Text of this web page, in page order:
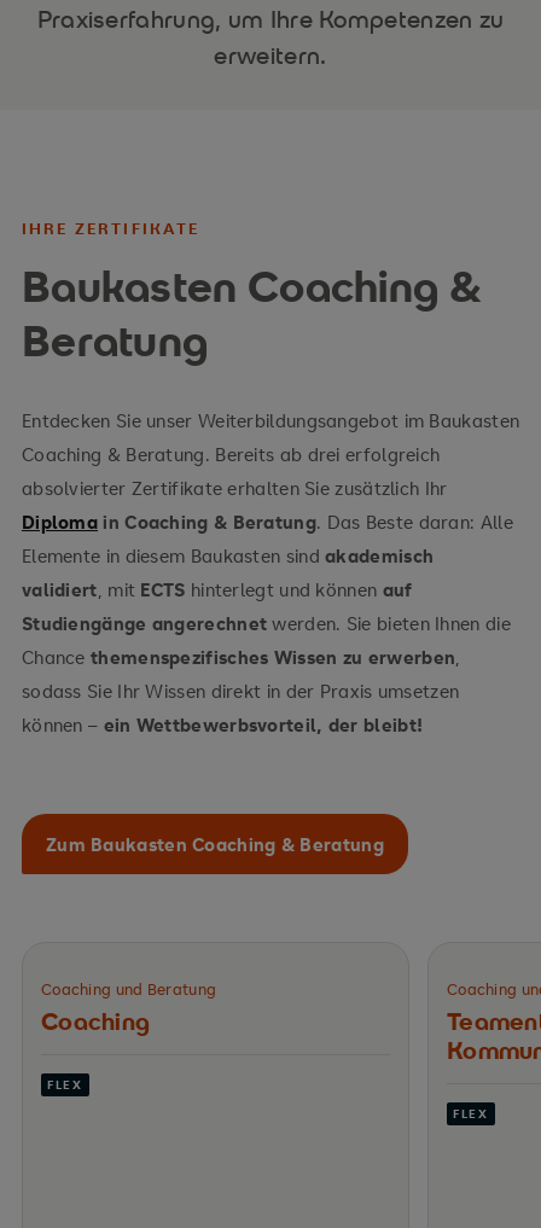
Praxiserfahrung, um Ihre Kompetenzen zu
erweitern.
IHRE ZERTIFIKATE
Baukasten Coaching &
Beratung
Entdecken Sie unser Weiterbildungsangebot im Baukasten
Coaching & Beratung. Bereits ab drei erfolgreich
absolvierter Zertifikate erhalten Sie zusätzlich Ihr
Diploma in Coaching & Beratung. Das Beste daran: Alle
Elemente in diesem Baukasten sindakademisch
validiert, mit ECTS hinterlegt und können auf
Studiengänge angerechnet werden. Sie bieten Ihnen die
Chancethemenspezifisches Wissen zu erwerben,
sodass Sie Ihr Wissen direkt in der Praxis umsetzen
können – ein Wettbewerbsvorteil, der bleibt!
Zum Baukasten Coaching & Beratung
Coaching und Beratung
Coaching
FLEX
Coaching
FLEX